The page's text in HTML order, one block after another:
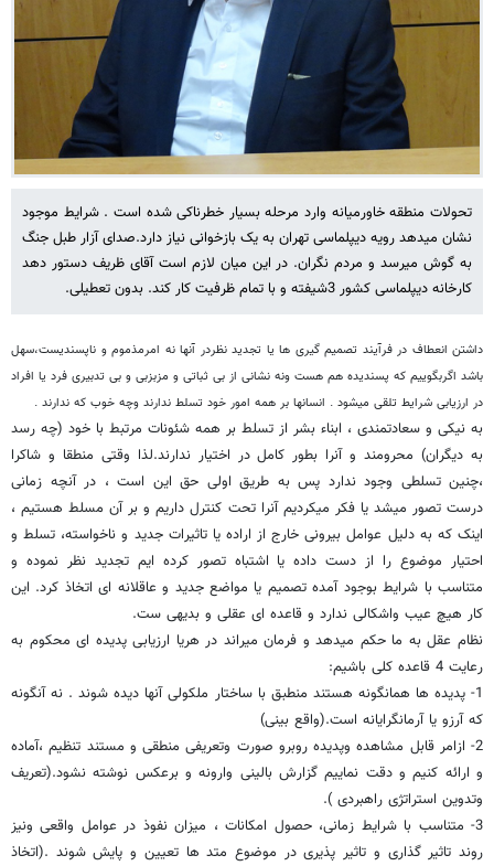
تحولات منطقه خاورمیانه وارد مرحله بسیار خطرناکی شده است . شرایط موجود
نشان میدهد رویه دیپلماسی تهران به یک بازخوانی نیاز دارد.صدای آزار طبل جنگ
به گوش میرسد و مردم نگران. در این میان لازم است آقای ظریف دستور دهد
کارخانه دیپلماسی کشور 3شیفته و با تمام ظرفیت کار کند. بدون تعطیلی.
داشتن انعطاف در فرآیند تصمیم گیری ها یا تجدید نظردر آنها نه امرمذموم و ناپسندیست،سهل
باشد اگربگوییم که پسندیده هم هست ونه نشانی از بی ثباتی و مزبزبی و بی تدبیری فرد یا افراد
در ارزیابی شرایط تلقی میشود . انسانها بر همه امور خود تسلط ندارند وچه خوب که ندارند .
به نیکی و سعادتمندی ، ابناء بشر از تسلط بر همه شئونات مرتبط با خود (چه رسد
به دیگران) محرومند و آنرا بطور کامل در اختیار ندارند.لذا وقتی منطقا و شاکرا
،چنین تسلطی وجود ندارد پس به طریق اولی حق این است ، در آنچه زمانی
درست تصور میشد یا فکر میکردیم آنرا تحت کنترل داریم و بر آن مسلط هستیم ،
اینک که به دلیل عوامل بیرونی خارج از اراده یا تاثیرات جدید و ناخواسته، تسلط و
احتیار موضوع را از دست داده یا اشتباه تصور کرده ایم تجدید نظر نموده و
متناسب با شرایط بوجود آمده تصمیم یا مواضع جدید و عاقلانه ای اتخاذ کرد. این
کار هیچ عیب واشکالی ندارد و قاعده ای عقلی و بدیهی ست.
نظام عقل به ما حکم میدهد و فرمان میراند در هریا ارزیابی پدیده ای محکوم به
رعایت 4 قاعده کلی باشیم:
1- پدیده ها همانگونه هستند منطبق با ساختار ملکولی آنها دیده شوند . نه آنگونه
که آرزو یا آرمانگرایانه است.(واقع بینی)
2- ازامر قابل مشاهده وپدیده روبرو صورت وتعریفی منطقی و مستند تنظیم ،آماده
و ارائه کنیم و دقت نماییم گزارش بالینی وارونه و برعکس نوشته نشود.(تعریف
وتدوین استراتژی راهبردی ).
3- متناسب با شرایط زمانی، حصول امکانات ، میزان نفوذ در عوامل واقعی ونیز
روند تاثیر گذاری و تاثیر پذیری در موضوع متد ها تعیین و پایش شوند .(اتخاذ